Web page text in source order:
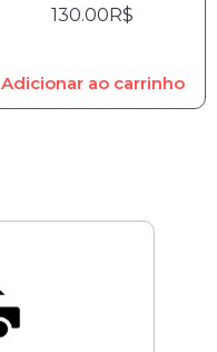
130.00R$
Adicionar ao carrinho